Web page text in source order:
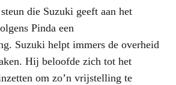
die Suzuki geeft aan het
Pinda een
Suzuki helpt immers de overheid
Hij beloofde zich tot het
om zo’n vrijstelling te